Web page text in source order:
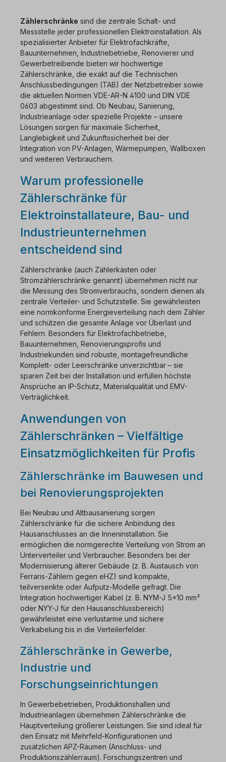
Zählerschränke sind die zentrale Schalt- und
Messstelle jeder professionellen Elektroinstallation. Als
spezialisierter Anbieter für Elektrofachkräfte,
Bauunternehmen, Industriebetriebe, Renovierer und
Gewerbetreibende bieten wir hochwertige
Zählerschränke, die exakt auf die Technischen
Anschlussbedingungen (TAB) der Netzbetreiber sowie
die aktuellen Normen VDE-AR-N 4100 und DIN VDE
0603 abgestimmt sind. Ob Neubau, Sanierung,
Industrieanlage oder spezielle Projekte – unsere
Lösungen sorgen für maximale Sicherheit,
Langlebigkeit und Zukunftssicherheit bei der
Integration von PV-Anlagen, Wärmepumpen, Wallboxen
und weiteren Verbrauchern.
Warum professionelle
Zählerschränke für
Elektroinstallateure, Bau- und
Industrieunternehmen
entscheidend sind
Zählerschränke (auch Zählerkästen oder
Stromzählerschränke genannt) übernehmen nicht nur
die Messung des Stromverbrauchs, sondern dienen als
zentrale Verteiler- und Schutzstelle. Sie gewährleisten
eine normkonforme Energieverteilung nach dem Zähler
und schützen die gesamte Anlage vor Überlast und
Fehlern. Besonders für Elektrofachbetriebe,
Bauunternehmen, Renovierungsprofis und
Industriekunden sind robuste, montagefreundliche
Komplett- oder Leerschränke unverzichtbar – sie
sparen Zeit bei der Installation und erfüllen höchste
Ansprüche an IP-Schutz, Materialqualität und EMV-
Verträglichkeit.
Anwendungen von
Zählerschränken – Vielfältige
Einsatzmöglichkeiten für Profis
Zählerschränke im Bauwesen und
bei Renovierungsprojekten
Bei Neubau und Altbausanierung sorgen
Zählerschränke für die sichere Anbindung des
Hausanschlusses an die Inneninstallation. Sie
ermöglichen die normgerechte Verteilung von Strom an
Unterverteiler und Verbraucher. Besonders bei der
Modernisierung älterer Gebäude (z. B. Austausch von
Ferraris-Zählern gegen eHZ) sind kompakte,
teilversenkte oder Aufputz-Modelle gefragt. Die
Integration hochwertiger Kabel (z. B. NYM-J 5x10 mm²
oder NYY-J für den Hausanschlussbereich)
gewährleistet eine verlustarme und sichere
Verkabelung bis in die Verteilerfelder.
Zählerschränke in Gewerbe,
Industrie und
Forschungseinrichtungen
In Gewerbebetrieben, Produktionshallen und
Industrieanlagen übernehmen Zählerschränke die
Hauptverteilung größerer Leistungen. Sie sind ideal für
den Einsatz mit Mehrfeld-Konfigurationen und
zusätzlichen APZ-Räumen (Anschluss- und
Produktionszählerraum). Forschungszentren und